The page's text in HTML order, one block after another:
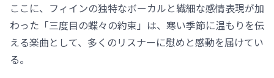
ここに、フィインの独特なボーカルと繊細な感情表現が加
わった「三度目の蝶々の約束」は、寒い季節に温もりを伝
える楽曲として、多くのリスナーに慰めと感動を届けてい
る。